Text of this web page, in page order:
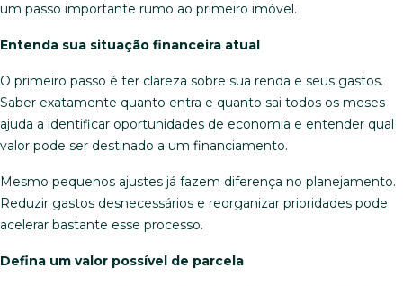
um passo importante rumo ao primeiro imóvel.
Entenda sua situação financeira atual
O primeiro passo é ter clareza sobre sua renda e seus gastos.
Saber exatamente quanto entra e quanto sai todos os meses
ajuda a identificar oportunidades de economia e entender qual
valor pode ser destinado a um financiamento.
Mesmo pequenos ajustes já fazem diferença no planejamento.
Reduzir gastos desnecessários e reorganizar prioridades pode
acelerar bastante esse processo.
Defina um valor possível de parcela